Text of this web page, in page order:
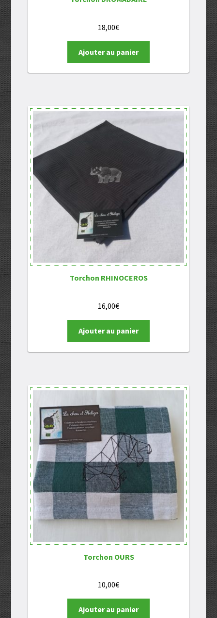
18,00€
Ajouter au panier
Torchon RHINOCEROS
16,00€
Ajouter au panier
Torchon OURS
10,00€
Ajouter au panier